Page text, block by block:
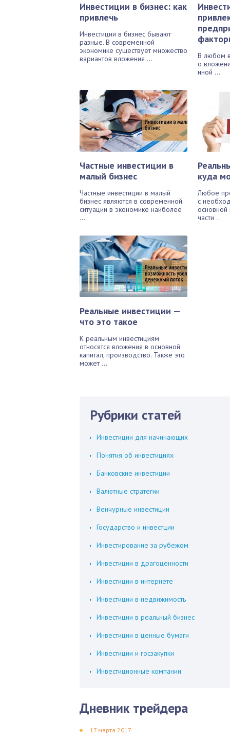
Инвестиции в бизнес: как
привлечь
Инвестиции в бизнес бывают
разные. В современной
экономике существует множество
вариантов вложения ...
В любом
о
иной ...
Частные инвестиции в
малый бизнес
Частные инвестиции в малый
бизнес являются в современной
ситуации в экономике наиболее
...
куда
Любое
с
основной
части ...
Реальные инвестиции —
что это такое
К реальным инвестициям
относятся вложения в основной
капитал, производство. Также это
может ...
Рубрики статей
Инвестиции для начинающих
Понятия об инвестициях
Банковские инвестиции
Валютные стратегии
Венчурные инвестиции
Государство и инвестции
Инвестирование за рубежом
Инвестиции в драгоценности
Инвестиции в интернете
Инвестиции в недвижимость
Инвестиции в реальный бизнес
Инвестиции в ценные бумаги
Инвестиции и госзакупки
Инвестиционные компании
Дневник трейдера
17 марта 2017